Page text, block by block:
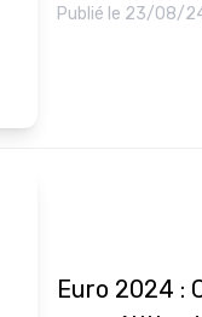
Publié le 23/08/
Euro 2024 :